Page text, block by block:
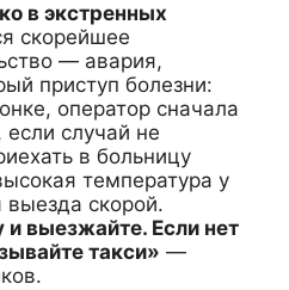
в экстренных
скорейшее
— авария,
приступ болезни:
оператор сначала
если случай не
в больницу
температура у
скорой.
выезжайте. Если нет
такси» —